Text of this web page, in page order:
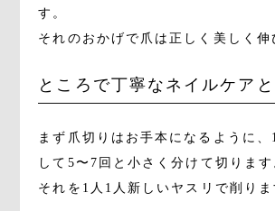
す。
それのおかげで爪は正しく美しく伸
ところで丁寧なネイルケアと
まず爪切りはお手本になるように、
して5〜7回と小さく分けて切ります
それを1人1人新しいヤスリで削りま